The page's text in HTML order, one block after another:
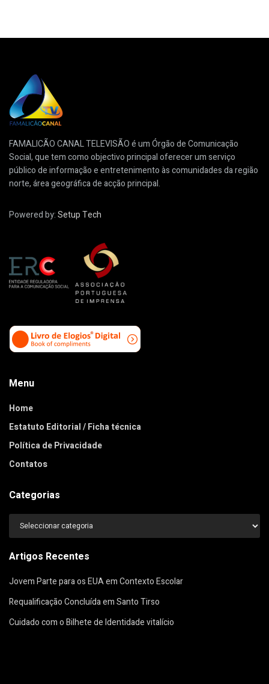
FAMALICÃO CANAL TELEVISÃO é um Órgão de Comunicação
Social, que tem como objectivo principal oferecer um serviço
público de informação e entretenimento às comunidades da região
norte, área geográfica de acção principal.
Powered by:Setup Tech
Menu
Home
Estatuto Editorial / Ficha técnica
Política de Privacidade
Contatos
Categorias
Categorias
Artigos Recentes
Jovem Parte para os EUA em Contexto Escolar
Requalificação Concluída em Santo Tirso
Cuidado com o Bilhete de Identidade vitalício